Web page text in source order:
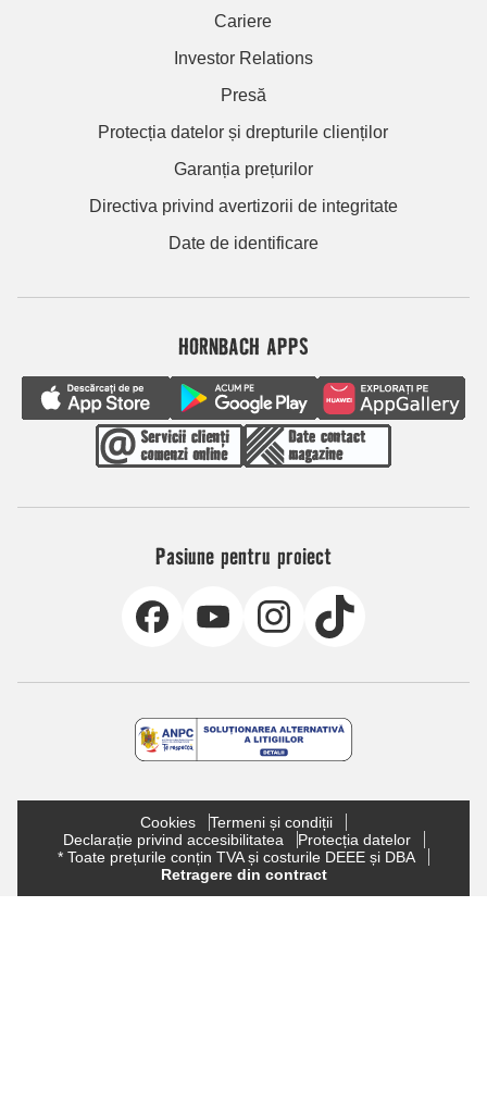
Cariere
Investor Relations
Presă
Protecția datelor și drepturile clienților
Garanția prețurilor
Directiva privind avertizorii de integritate
Date de identificare
HORNBACH APPS
Pasiune pentru proiect
Cookies
Termeni și condiții
Declarație privind accesibilitatea
Protecția datelor
* Toate prețurile conțin TVA și costurile DEEE și DBA
Retragere din contract